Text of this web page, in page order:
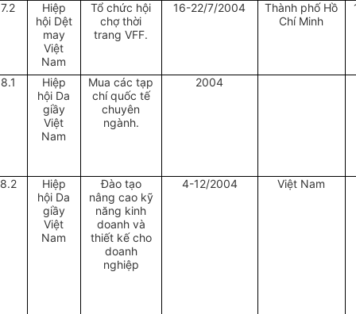
Hiệp
hội Dệt
may
Việt
Nam
Tổ chức hội
chợ thời
trang VFF.
16-22/7/2004
Thành phố Hồ
Chí Minh
Hiệp
hội Da
giầy
Việt
Nam
Mua các tạp
chí quốc tế
chuyên
ngành.
2004
Hiệp
hội Da
giầy
Việt
Nam
Đào tạo
nâng cao kỹ
năng kinh
doanh và
thiết kế cho
doanh
nghiệp
4-12/2004 Việt Nam